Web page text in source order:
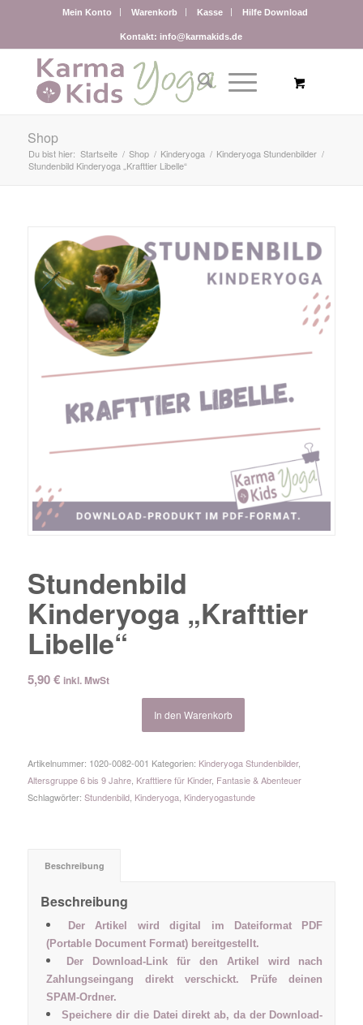
Mein Konto Warenkorb Kasse Hilfe Download
Kontakt: info@karmakids.de
Shop
Du bist hier: Startseite / Shop / Kinderyoga / Kinderyoga Stundenbilder /
Stundenbild Kinderyoga „Krafttier Libelle“
Stundenbild
Kinderyoga „Krafttier
Libelle“
5,90€ inkl. MwSt
In den Warenkorb
Artikelnummer: 1020-0082-001 Kategorien: Kinderyoga Stundenbilder,
Altersgruppe 6 bis 9 Jahre, Krafttiere für Kinder, Fantasie & Abenteuer
Schlagwörter: Stundenbild, Kinderyoga, Kinderyogastunde
Beschreibung
Beschreibung
Der Artikel wird digital im Dateiformat PDF
(Portable Document Format) bereitgestellt.
Der Download-Link für den Artikel wird nach
Zahlungseingang direkt verschickt. Prüfe deinen
SPAM-Ordner.
Speichere dir die Datei direkt ab, da der Download-